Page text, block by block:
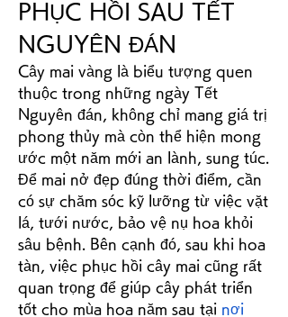
PHỤC HỒI SAU TẾT
NGUYÊN ĐÁN
Cây mai vàng là biểu tượng quen
thuộc trong những ngày Tết
Nguyên đán, không chỉ mang giá trị
phong thủy mà còn thể hiện mong
ước một năm mới an lành, sung túc.
Để mai nở đẹp đúng thời điểm, cần
có sự chăm sóc kỹ lưỡng từ việc vặt
lá, tưới nước, bảo vệ nụ hoa khỏi
sâu bệnh. Bên cạnh đó, sau khi hoa
tàn, việc phục hồi cây mai cũng rất
quan trọng để giúp cây phát triển
tốt cho mùa hoa năm sau tại nơi